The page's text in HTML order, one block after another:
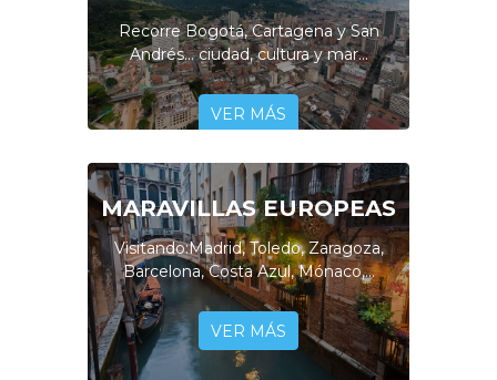
Recorre Bogotá, Cartagena y San
Andrés... ciudad, cultura y mar...
VER MÁS
MARAVILLAS EUROPEAS
Visitando:Madrid, Toledo, Zaragoza,
Barcelona, Costa Azul, Mónaco,...
VER MÁS